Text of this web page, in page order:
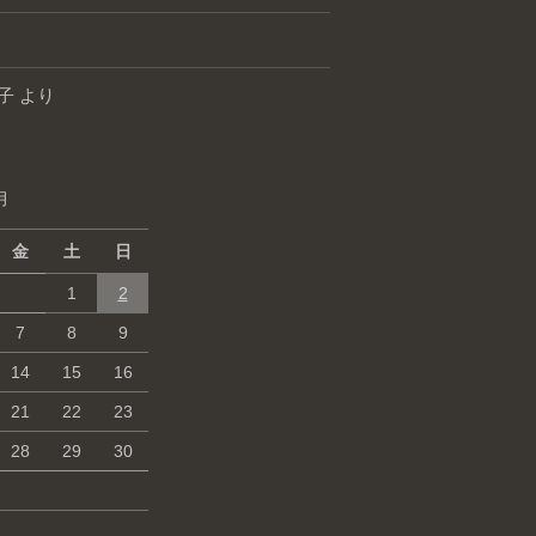
より
金 土 日
1 2
7 8 9
14 15 16
21 22 23
28 29 30